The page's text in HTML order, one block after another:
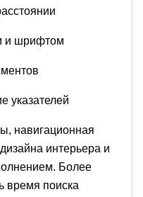
и шрифтом
указателей
навигационная
интерьера и
Более
время поиска